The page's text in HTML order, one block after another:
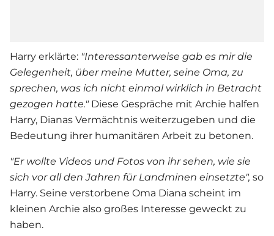
Harry erklärte: "Interessanterweise gab es mir die
Gelegenheit, über meine Mutter, seine Oma, zu
sprechen, was ich nicht einmal wirklich in Betracht
gezogen hatte." Diese Gespräche mit Archie halfen
Harry, Dianas Vermächtnis weiterzugeben und die
Bedeutung ihrer humanitären Arbeit zu betonen.
"Er wollte Videos und Fotos von ihr sehen, wie sie
sich vor all den Jahren für Landminen einsetzte", so
Harry. Seine verstorbene Oma Diana scheint im
kleinen Archie also großes Interesse geweckt zu
haben.